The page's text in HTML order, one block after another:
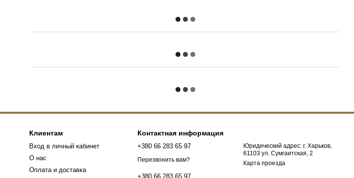
Клиентам
Вход в личный кабинет
О нас
Оплата и доставка
Контактная информация
+380 66 283 65 97
Перезвонить вам?
+380 66 283 65 97
Юридический адрес: г. Харьков,
61103 ул. Сумгаитская, 2
Карта проезда